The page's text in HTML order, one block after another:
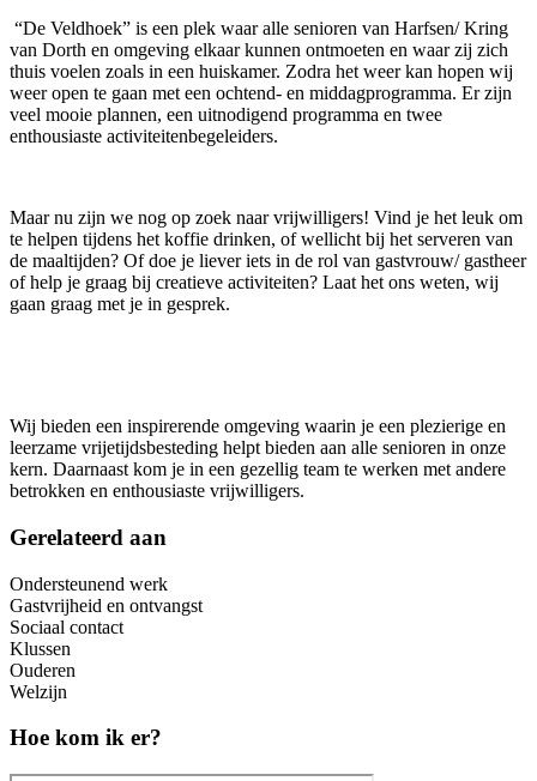
“De Veldhoek” is een plek waar alle senioren van Harfsen/ Kring
van Dorth en omgeving elkaar kunnen ontmoeten en waar zij zich
thuis voelen zoals in een huiskamer. Zodra het weer kan hopen wij
weer open te gaan met een ochtend- en middagprogramma. Er zijn
veel mooie plannen, een uitnodigend programma en twee
enthousiaste activiteitenbegeleiders.
Maar nu zijn we nog op zoek naar vrijwilligers! Vind je het leuk om
te helpen tijdens het koffie drinken, of wellicht bij het serveren van
de maaltijden? Of doe je liever iets in de rol van gastvrouw/ gastheer
of help je graag bij creatieve activiteiten? Laat het ons weten, wij
gaan graag met je in gesprek.
Wij bieden een inspirerende omgeving waarin je een plezierige en
leerzame vrijetijdsbesteding helpt bieden aan alle senioren in onze
kern. Daarnaast kom je in een gezellig team te werken met andere
betrokken en enthousiaste vrijwilligers.
Gerelateerd aan
Ondersteunend werk
Gastvrijheid en ontvangst
Sociaal contact
Klussen
Ouderen
Welzijn
Hoe kom ik er?